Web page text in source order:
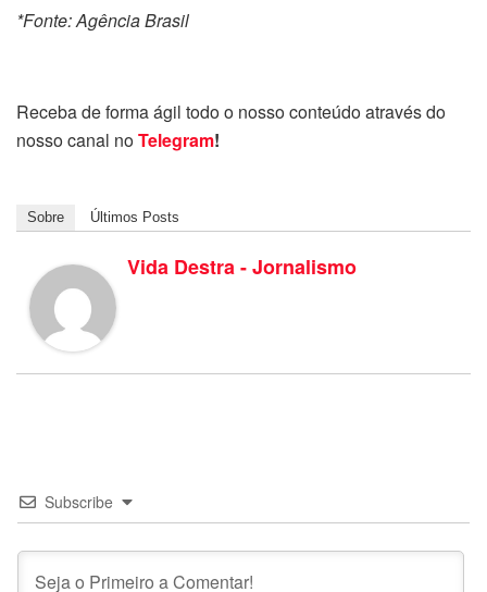
*Fonte: Agência Brasil
Receba de forma ágil todo o nosso conteúdo através do
nosso canal noTelegram!
Sobre Últimos Posts
Vida Destra - Jornalismo
Subscribe